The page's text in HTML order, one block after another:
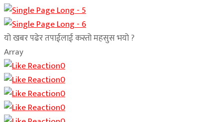
यो खबर पढेर तपाईलाई कस्तो महसुस भयो ?
Array
0
0
0
0